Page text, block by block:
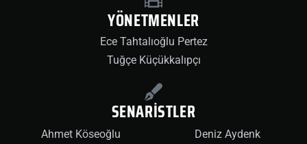
YÖNETMENLER
Ece Tahtalıoğlu Pertez
Tuğçe Küçükkalıpçı
SENARİSTLER
Ahmet Köseoğlu
Deniz Aydenk